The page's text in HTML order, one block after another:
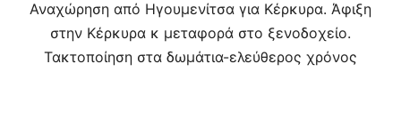
Αναχώρηση από Ηγουμενίτσα για Κέρκυρα. Άφιξη
στην Κέρκυρα κ μεταφορά στο ξενοδοχείο.
Τακτοποίηση στα δωμάτια-ελεύθερος χρόνος